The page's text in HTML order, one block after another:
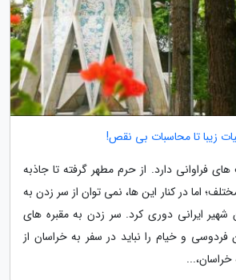
زیبا تا محاسبات بی نقص!
فراوانی دارد. از حرم مطهر گرفته تا جاذبه
اما در کنار این ها، نمی توان از سر زدن به
شهیر ایرانی دوری کرد. سر زدن به مقبره های
و خیام را نباید در سفر به خراسان از